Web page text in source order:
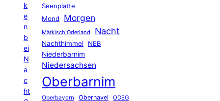
k
e
n
b
ei
N
a
c
ht
Seenplatte
Mond
Morgen
Märkisch Oderland Nacht
Nachthimmel
NEB
Niederbarnim
Niedersachsen
Oberbarnim
Oberbayern Oberhavel ODEG